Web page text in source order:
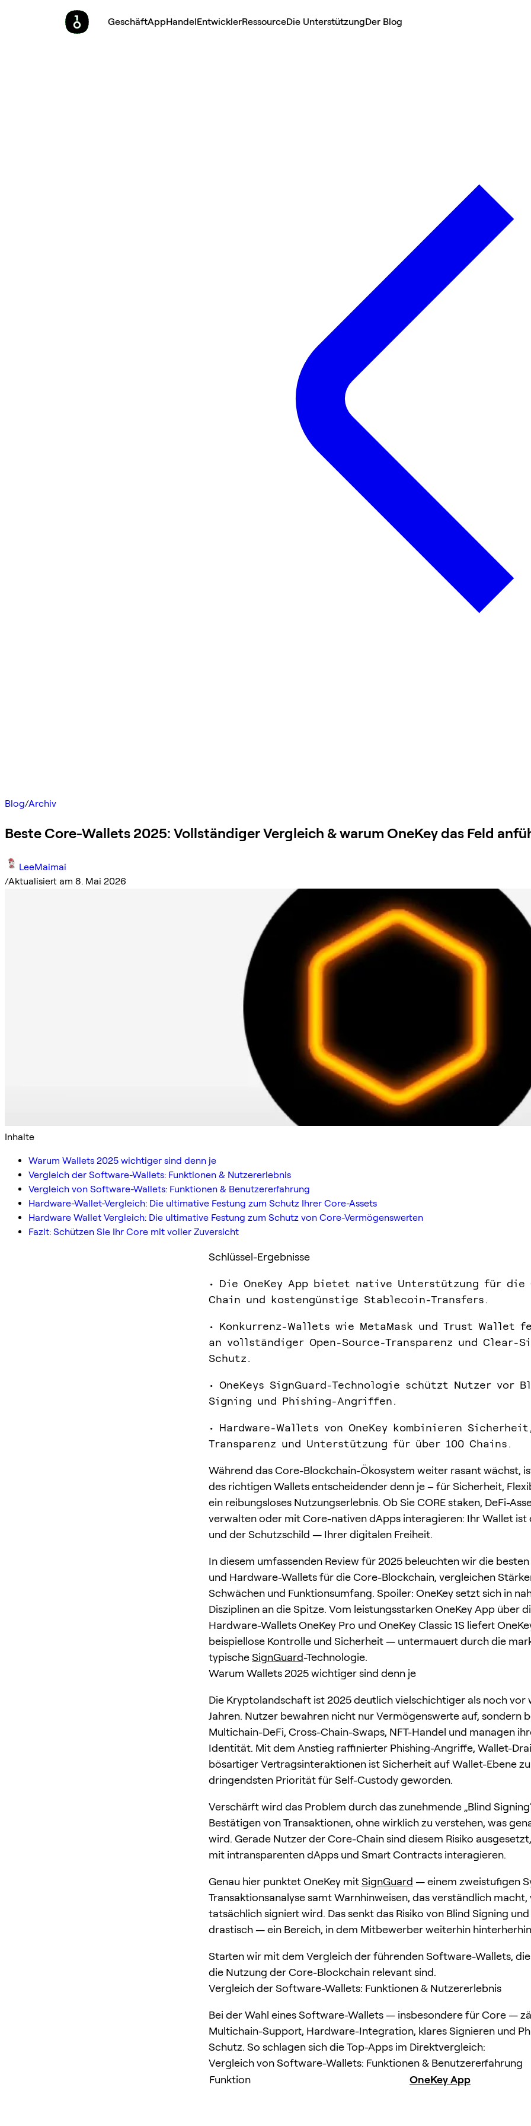
GeschäftAppHandelEntwicklerRessourceDie UnterstützungDer Blog
Blog/Archiv
Beste Core-Wallets 2025: Vollständiger Vergleich & warum OneKey das Feld
LeeMaimai
/Aktualisiert am 8. Mai 2026
Inhalte
Warum Wallets 2025 wichtiger sind denn je
Vergleich der Software-Wallets: Funktionen & Nutzererlebnis
Vergleich von Software-Wallets: Funktionen & Benutzererfahrung
Hardware-Wallet-Vergleich: Die ultimative Festung zum Schutz Ihrer Core-Assets
Hardware Wallet Vergleich: Die ultimative Festung zum Schutz von Core-Vermögenswerten
Fazit: Schützen Sie Ihr Core mit voller Zuversicht
Schlüssel-Ergebnisse
• Die OneKey App bietet native Unterstützung für die
Chain und kostengünstige Stablecoin-Transfers.
• Konkurrenz-Wallets wie MetaMask und Trust Wallet
an vollständiger Open-Source-Transparenz und Clear-
Schutz.
• OneKeys SignGuard-Technologie schützt Nutzer vor
Signing und Phishing-Angriffen.
• Hardware-Wallets von OneKey kombinieren
Transparenz und Unterstützung für über 100 Chains.
Während das Core-Blockchain-Ökosystem weiter rasant wächst,
des richtigen Wallets entscheidender denn je – für Sicherheit,
ein reibungsloses Nutzungserlebnis. Ob Sie CORE staken, DeFi-
verwalten oder mit Core-nativen dApps interagieren: Ihr Wallet ist
und der Schutzschild — Ihrer digitalen Freiheit.
In diesem umfassenden Review für 2025 beleuchten wir die
und Hardware-Wallets für die Core-Blockchain, vergleichen
Schwächen und Funktionsumfang. Spoiler: OneKey setzt sich in
Disziplinen an die Spitze. Vom leistungsstarken OneKey App über
Hardware-Wallets OneKey Pro und OneKey Classic 1S liefert
beispiellose Kontrolle und Sicherheit — untermauert durch die
typischeSignGuard-Technologie.
Warum Wallets 2025 wichtiger sind denn je
Die Kryptolandschaft ist 2025 deutlich vielschichtiger als noch vor
Jahren. Nutzer bewahren nicht nur Vermögenswerte auf, sondern
Multichain-DeFi, Cross-Chain-Swaps, NFT-Handel und managen
Identität. Mit dem Anstieg raffinierter Phishing-Angriffe, Wallet-
bösartiger Vertragsinteraktionen ist Sicherheit auf Wallet-Ebene
dringendsten Priorität für Self-Custody geworden.
Verschärft wird das Problem durch das zunehmende „Blind
Bestätigen von Transaktionen, ohne wirklich zu verstehen, was
wird. Gerade Nutzer der Core-Chain sind diesem Risiko
mit intransparenten dApps und Smart Contracts interagieren.
Genau hier punktet OneKey mitSignGuard — einem zweistufigen
Transaktionsanalyse samt Warnhinweisen, das verständlich macht,
tatsächlich signiert wird. Das senkt das Risiko von Blind Signing
drastisch — ein Bereich, in dem Mitbewerber weiterhin
Starten wir mit dem Vergleich der führenden Software-Wallets,
die Nutzung der Core-Blockchain relevant sind.
Vergleich der Software-Wallets: Funktionen & Nutzererlebnis
Bei der Wahl eines Software-Wallets — insbesondere für Core —
Multichain-Support, Hardware-Integration, klares Signieren und
Schutz. So schlagen sich die Top-Apps im Direktvergleich:
Vergleich von Software-Wallets: Funktionen & Benutzererfahrung
Funktion
OneKey App